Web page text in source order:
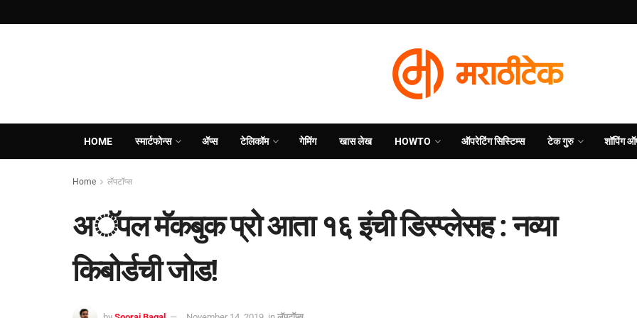
HOME स्मार्टफोन्स ॲप्स टेलिकॉम गेमिंग खास लेख HOWTO ऑपरेटिंग सिस्टिम्स टेक गुरु शॉपिंग
Home लॅपटॉप्स
अॅपल मॅकबुक प्रो आता १६ इंची डिस्प्लेसह : नव्या
किबोर्डची जोड!